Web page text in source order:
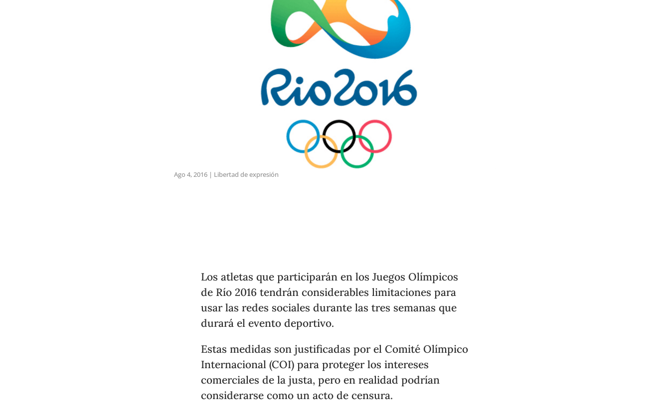
Ago 4, 2016 | Libertad de expresión
Los atletas que participarán en los Juegos Olímpicos
de Río 2016 tendrán considerables limitaciones para
usar las redes sociales durante las tres semanas que
durará el evento deportivo.
Estas medidas son justificadas por el Comité Olímpico
Internacional (COI) para proteger los intereses
comerciales de la justa, pero en realidad podrían
considerarse como un acto de censura.